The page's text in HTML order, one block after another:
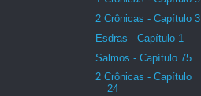
2 Crônicas - Capítulo 3
Esdras - Capítulo 1
Salmos - Capítulo 75
2 Crônicas - Capítulo
24